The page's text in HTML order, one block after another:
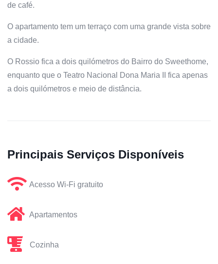
de café.
O apartamento tem um terraço com uma grande vista sobre
a cidade.
O Rossio fica a dois quilómetros do Bairro do Sweethome,
enquanto que o Teatro Nacional Dona Maria II fica apenas
a dois quilómetros e meio de distância.
Principais Serviços Disponíveis
Acesso Wi-Fi gratuito
Apartamentos
Cozinha